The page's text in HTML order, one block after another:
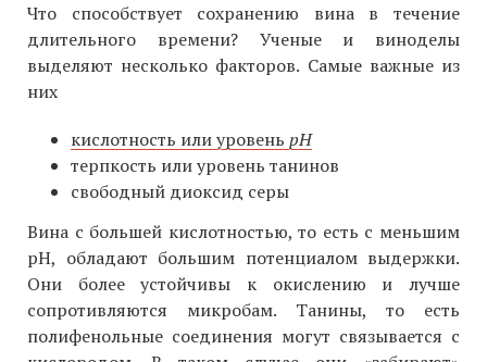
Что способствует сохранению вина в течение
длительного времени? Ученые и виноделы
выделяют несколько факторов. Самые важные из
них
кислотность или уровень pH
терпкость или уровень танинов
свободный диоксид серы
Вина с большей кислотностью, то есть с меньшим
pH, обладают большим потенциалом выдержки.
Они более устойчивы к окислению и лучше
сопротивляются микробам. Танины, то есть
полифенольные соединения могут связывается с